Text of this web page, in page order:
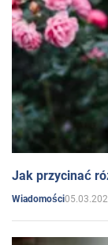
Jak przycinać
Wiadomości